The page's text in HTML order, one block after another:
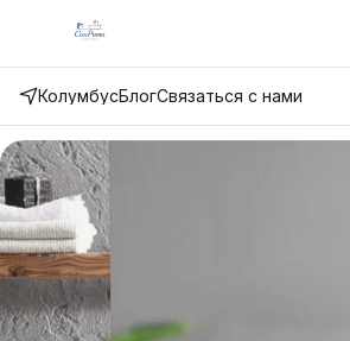
КолумбусБлогСвязаться с нами